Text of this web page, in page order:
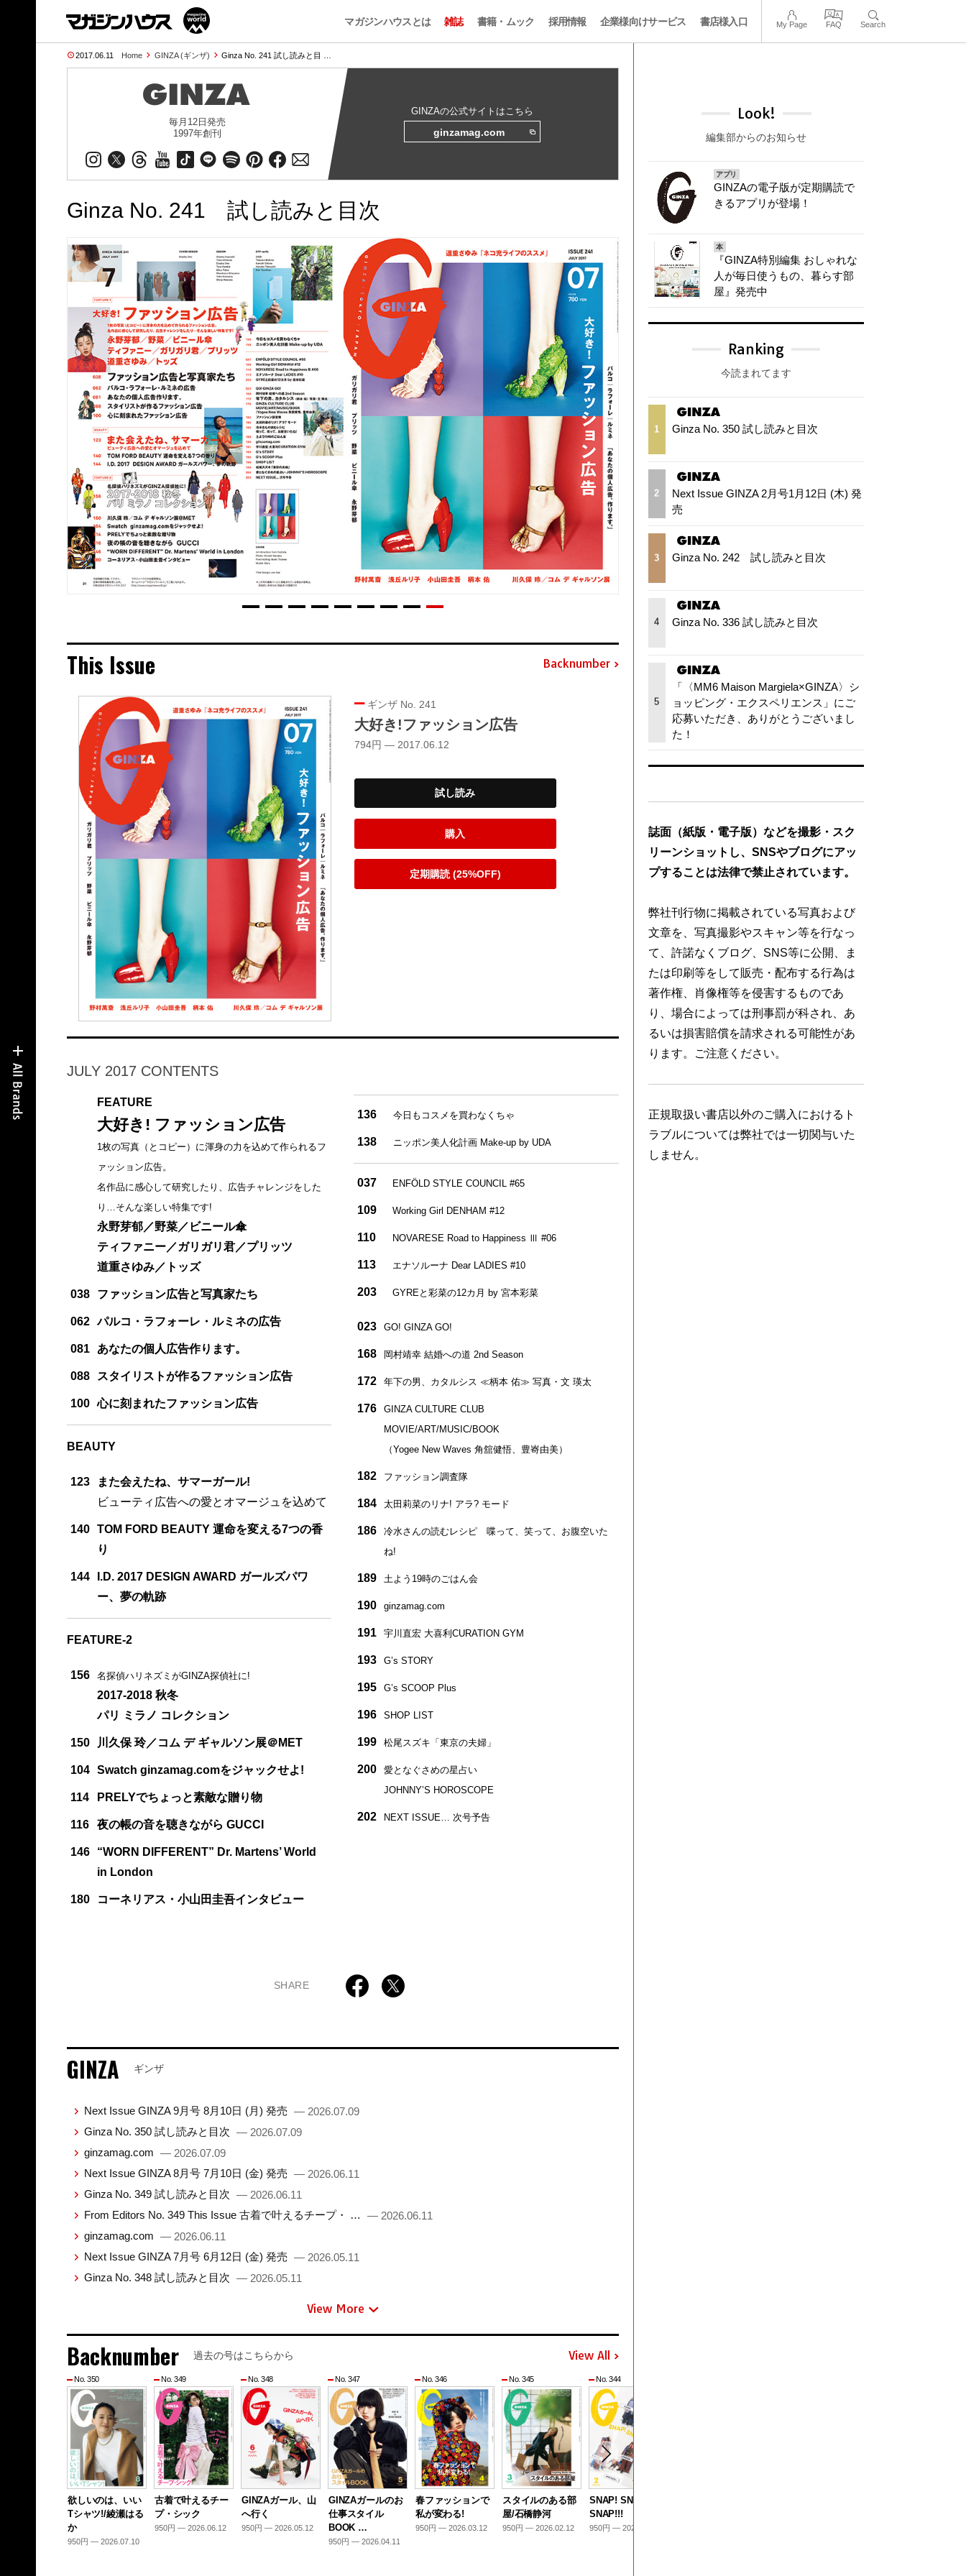
マガジンハウスとは 雑誌 書籍・ムック 採用情報 企業様向けサービス 書店様入口 My Page FAQ Search
2017.06.11 Home GINZA (ギンザ) Ginza No. 241 試し読みと目 …
毎月12日発売
1997年創刊
GINZAの公式サイトはこちら
ginzamag.com
Ginza No. 241 試し読みと目次
This Issue Backnumber
ギンザ No. 241
大好き!ファッション広告
794円 — 2017.06.12
試し読み
購入
定期購読 (25%OFF)
JULY 2017 CONTENTS
FEATURE
大好き! ファッション広告
1枚の写真（とコピー）に渾身の力を込めて作られるフ
ァッション広告。
名作品に感心して研究したり、広告チャレンジをした
り…そんな楽しい特集です!
永野芽郁／野菜／ビニール傘
ティファニー／ガリガリ君／プリッツ
道重さゆみ／トッズ
038 ファッション広告と写真家たち
062 パルコ・ラフォーレ・ルミネの広告
081 あなたの個人広告作ります。
088 スタイリストが作るファッション広告
100 心に刻まれたファッション広告
BEAUTY
123
また会えたね、サマーガール!
ビューティ広告への愛とオマージュを込めて
140
TOM FORD BEAUTY 運命を変える7つの香
り
144
I.D. 2017 DESIGN AWARD ガールズパワ
ー、夢の軌跡
FEATURE-2
156 名探偵ハリネズミがGINZA探偵社に!
2017-2018 秋冬
パリ ミラノ コレクション
150 川久保 玲／コム デ ギャルソン展＠MET
104 Swatch ginzamag.comをジャックせよ!
114 PRELYでちょっと素敵な贈り物
116 夜の帳の音を聴きながら GUCCI
146
“WORN DIFFERENT” Dr. Martens’ World
in London
180 コーネリアス・小山田圭吾インタビュー
136 今日もコスメを買わなくちゃ
138 ニッポン美人化計画 Make-up by UDA
037 ENFÖLD STYLE COUNCIL #65
109 Working Girl DENHAM #12
110 NOVARESE Road to Happiness Ⅲ #06
113 エナソルーナ Dear LADIES #10
203 GYREと彩菜の12カ月 by 宮本彩菜
023 GO! GINZA GO!
168 岡村靖幸 結婚への道 2nd Season
172 年下の男、カタルシス ≪柄本 佑≫ 写真・文 瑛太
176
GINZA CULTURE CLUB
MOVIE/ART/MUSIC/BOOK
（Yogee New Waves 角舘健悟、豊㟢由美）
182 ファッション調査隊
184 太田莉菜のリナ! アラ? モード
186
冷水さんの読むレシピ 喋って、笑って、お腹空いた
ね!
189 土よう19時のごはん会
190 ginzamag.com
191 宇川直宏 大喜利CURATION GYM
193 G’s STORY
195 G’s SCOOP Plus
196 SHOP LIST
199 松尾スズキ「東京の夫婦」
200
愛となぐさめの星占い
JOHNNY’S HOROSCOPE
202 NEXT ISSUE… 次号予告
SHARE
GINZA ギンザ
Next Issue GINZA 9月号 8月10日 (月) 発売 — 2026.07.09
Ginza No. 350 試し読みと目次 — 2026.07.09
ginzamag.com — 2026.07.09
Next Issue GINZA 8月号 7月10日 (金) 発売 — 2026.06.11
Ginza No. 349 試し読みと目次 — 2026.06.11
From Editors No. 349 This Issue 古着で叶えるチープ・ …
— 2026.06.11
ginzamag.com — 2026.06.11
Next Issue GINZA 7月号 6月12日 (金) 発売 — 2026.05.11
Ginza No. 348 試し読みと目次 — 2026.05.11
View More
Backnumber 過去の号はこちらから View All
No. 350
欲しいのは、いい
Tシャツ!/綾瀬はる
か
950円 — 2026.07.10
No. 349
古着で叶えるチー
プ・シック
950円 — 2026.06.12
No. 348
GINZAガール、山
へ行く
950円 — 2026.05.12
No. 347
GINZAガールのお
仕事スタイル
BOOK …
950円 — 2026.04.11
No. 346
春ファッションで
私が変わる!
950円 — 2026.03.12
No. 345
スタイルのある部
屋/石橋静河
950円 — 2026.02.12
No. 344
SNAP! SNAP!!
SNAP!!!
950円 — 2026.01.13
Look!
編集部からのお知らせ
アプリ
GINZAの電子版が定期購読で
きるアプリが登場！
本
『GINZA特別編集 おしゃれな
人が毎日使うもの、暮らす部
屋』発売中
Ranking
今読まれてます
1 Ginza No. 350 試し読みと目次
2
Next Issue GINZA 2月号1月12日 (木) 発
売
3 Ginza No. 242 試し読みと目次
4 Ginza No. 336 試し読みと目次
5
「〈MM6 Maison Margiela×GINZA〉シ
ョッピング・エクスペリエンス」にご
応募いただき、ありがとうございまし
た！
誌面（紙版・電子版）などを撮影・スク
リーンショットし、SNSやブログにアッ
プすることは法律で禁止されています。
弊社刊行物に掲載されている写真および
文章を、写真撮影やスキャン等を行なっ
て、許諾なくブログ、SNS等に公開、ま
たは印刷等をして販売・配布する行為は
著作権、肖像権等を侵害するものであ
り、場合によっては刑事罰が科され、あ
るいは損害賠償を請求される可能性があ
ります。ご注意ください。
正規取扱い書店以外のご購入におけるト
ラブルについては弊社では一切関与いた
しません。